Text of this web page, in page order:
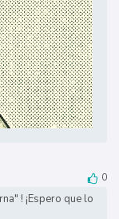
0
! ¡Espero que lo